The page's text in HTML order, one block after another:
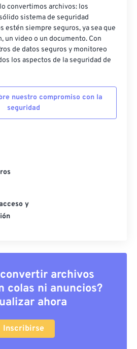
convertimos archivos: los
sistema de seguridad
estén siempre seguros, ya sea que
un video o un documento. Con
de datos seguros y monitoreo
los aspectos de la seguridad de
nuestro compromiso con la
seguridad
y
archivos
colas ni anuncios?
ahora
Inscribirse